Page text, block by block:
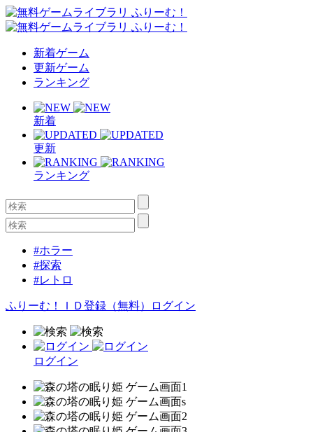
新着ゲーム
更新ゲーム
ランキング
新着
更新
ランキング
#ホラー
#探索
#レトロ
ふりーむ！ＩＤ登録（無料） ログイン
ログイン